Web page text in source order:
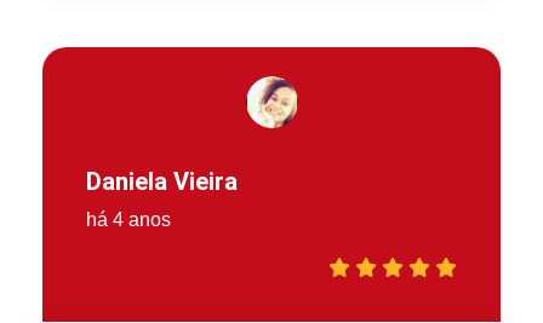
Daniela Vieira
há 4 anos